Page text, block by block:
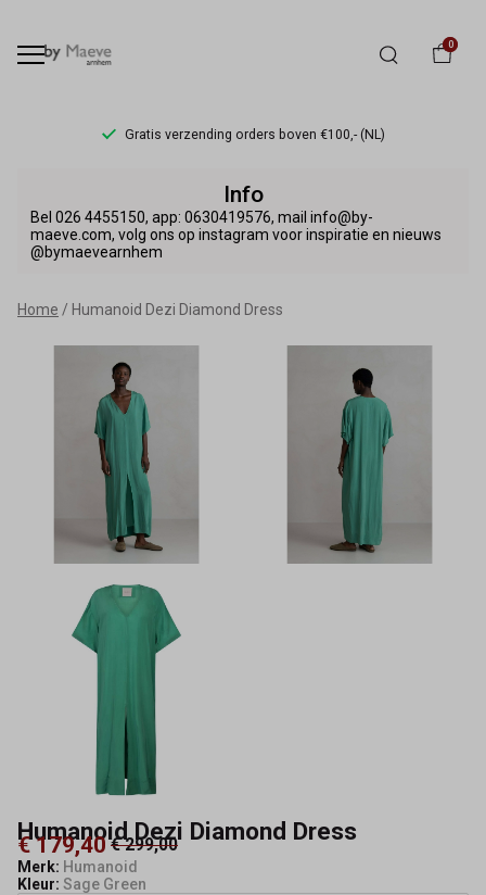
0
Gratis verzending orders boven €100,- (NL)
Dezi
Diamond
Dress
Maeve
Info
Bel 026 4455150, app: 0630419576, mail info@by-
maeve.com, volg ons op instagram voor inspiratie en nieuws
@bymaevearnhem
Home Humanoid Dezi Diamond Dress
Humanoid Dezi Diamond Dress
€ 179,40 € 299,00
Merk: Humanoid
Kleur: Sage Green